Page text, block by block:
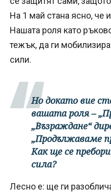
На 1 май стана ясно, че
Нашата роля като
тежък, да ги
сили.
Но докато вие
вашата роля –
„Възраждане“
„Продължаваме
Как ще се
сила?
Лесно е: ще ги